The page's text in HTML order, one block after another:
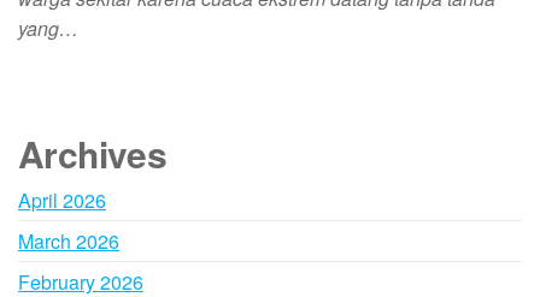
yang…
Archives
April 2026
March 2026
February 2026